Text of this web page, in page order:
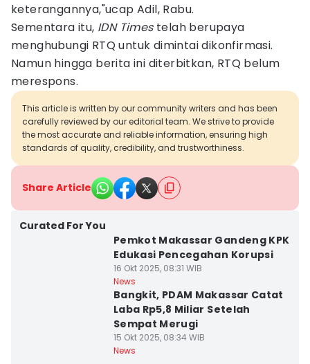
keterangannya,"ucap Adil, Rabu.
Sementara itu, IDN Times telah berupaya
menghubungi RTQ untuk dimintai dikonfirmasi.
Namun hingga berita ini diterbitkan, RTQ belum
merespons.
This article is written by our community writers and has been
carefully reviewed by our editorial team. We strive to provide
the most accurate and reliable information, ensuring high
standards of quality, credibility, and trustworthiness.
Share Article
Curated For You
Pemkot Makassar Gandeng KPK
Edukasi Pencegahan Korupsi
16 Okt 2025, 08:31 WIB
News
Bangkit, PDAM Makassar Catat
Laba Rp5,8 Miliar Setelah
Sempat Merugi
15 Okt 2025, 08:34 WIB
News